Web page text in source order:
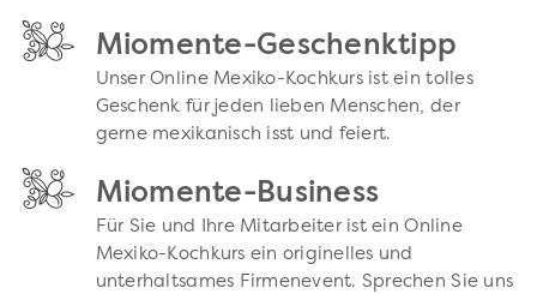
Miomente-Geschenktipp
Unser Online Mexiko-Kochkurs ist ein tolles
Geschenk für jeden lieben Menschen, der
gerne mexikanisch isst und feiert.
Miomente-Business
Für Sie und Ihre Mitarbeiter ist ein Online
Mexiko-Kochkurs ein originelles und
unterhaltsames Firmenevent. Sprechen Sie uns